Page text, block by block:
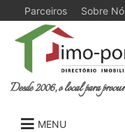
Parceiros Sobre
Desde 2006, o local para
MENU